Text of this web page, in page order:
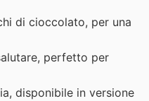
di cioccolato, per una
perfetto per
disponibile in versione